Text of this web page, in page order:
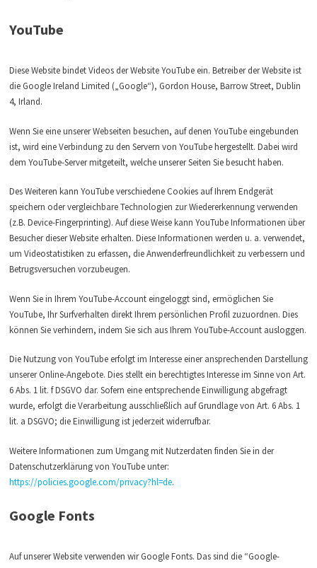
YouTube
Diese Website bindet Videos der Website YouTube ein. Betreiber der Website ist
die Google Ireland Limited („Google“), Gordon House, Barrow Street, Dublin
4, Irland.
Wenn Sie eine unserer Webseiten besuchen, auf denen YouTube eingebunden
ist, wird eine Verbindung zu den Servern von YouTube hergestellt. Dabei wird
dem YouTube-Server mitgeteilt, welche unserer Seiten Sie besucht haben.
Des Weiteren kann YouTube verschiedene Cookies auf Ihrem Endgerät
speichern oder vergleichbare Technologien zur Wiedererkennung verwenden
(z.B. Device-Fingerprinting). Auf diese Weise kann YouTube Informationen über
Besucher dieser Website erhalten. Diese Informationen werden u. a. verwendet,
um Videostatistiken zu erfassen, die Anwenderfreundlichkeit zu verbessern und
Betrugsversuchen vorzubeugen.
Wenn Sie in Ihrem YouTube-Account eingeloggt sind, ermöglichen Sie
YouTube, Ihr Surfverhalten direkt Ihrem persönlichen Profil zuzuordnen. Dies
können Sie verhindern, indem Sie sich aus Ihrem YouTube-Account ausloggen.
Die Nutzung von YouTube erfolgt im Interesse einer ansprechenden Darstellung
unserer Online-Angebote. Dies stellt ein berechtigtes Interesse im Sinne von Art.
6 Abs. 1 lit. f DSGVO dar. Sofern eine entsprechende Einwilligung abgefragt
wurde, erfolgt die Verarbeitung ausschließlich auf Grundlage von Art. 6 Abs. 1
lit. a DSGVO; die Einwilligung ist jederzeit widerrufbar.
Weitere Informationen zum Umgang mit Nutzerdaten finden Sie in der
Datenschutzerklärung von YouTube unter:
https://policies.google.com/privacy?hl=de.
Google Fonts
Auf unserer Website verwenden wir Google Fonts. Das sind die “Google-